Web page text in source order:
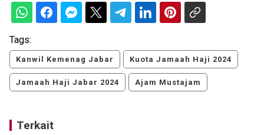
Tags:
Kanwil Kemenag Jabar Kuota Jamaah Haji 2024
Jamaah Haji Jabar 2024 Ajam Mustajam
Terkait